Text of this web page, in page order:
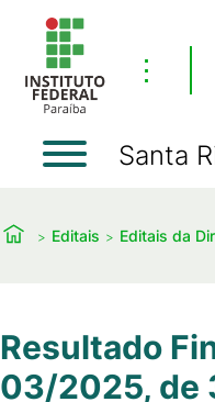
⋮
Santa
Editais Editais da
Resultado
03/2025, de